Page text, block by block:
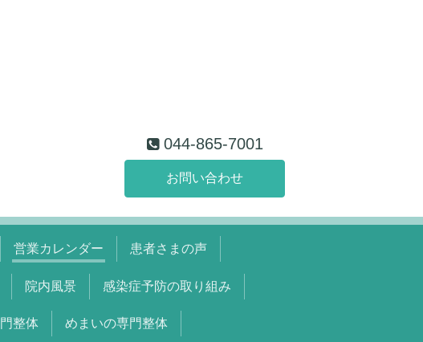
044-865-7001
お問い合わせ
営業カレンダー 患者さまの声
院内風景 感染症予防の取り組み
整体 めまいの専門整体